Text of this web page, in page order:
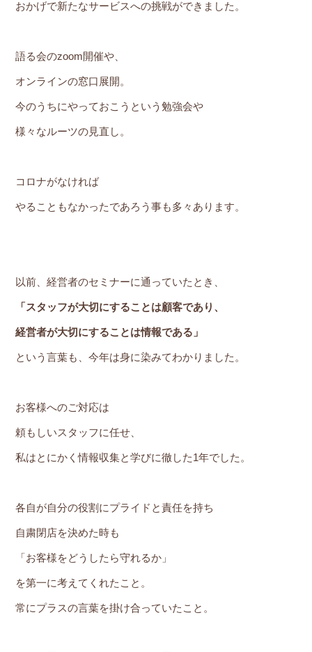
おかげで新たなサービスへの挑戦ができました。
語る会のzoom開催や、
オンラインの窓口展開。
今のうちにやっておこうという勉強会や
様々なルーツの見直し。
コロナがなければ
やることもなかったであろう事も多々あります。
以前、経営者のセミナーに通っていたとき、
「スタッフが大切にすることは顧客であり、
経営者が大切にすることは情報である」
という言葉も、今年は身に染みてわかりました。
お客様へのご対応は
頼もしいスタッフに任せ、
私はとにかく情報収集と学びに徹した1年でした。
各自が自分の役割にプライドと責任を持ち
自粛閉店を決めた時も
「お客様をどうしたら守れるか」
を第一に考えてくれたこと。
常にプラスの言葉を掛け合っていたこと。